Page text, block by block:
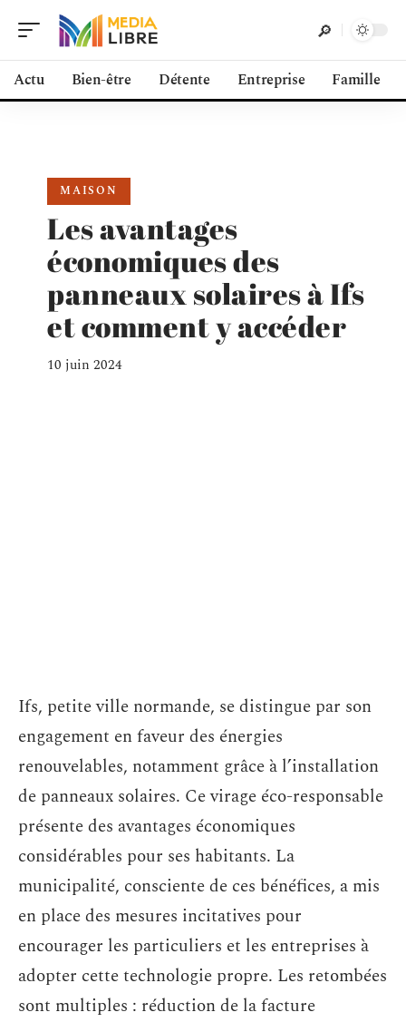
Actu Bien-être Détente Entreprise Famille
MAISON
Les avantages
économiques des
panneaux solaires à Ifs
et comment y accéder
10 juin 2024
Ifs, petite ville normande, se distingue par son
engagement en faveur des énergies
renouvelables, notamment grâce à l’installation
de panneaux solaires. Ce virage éco-responsable
présente des avantages économiques
considérables pour ses habitants. La
municipalité, consciente de ces bénéfices, a mis
en place des mesures incitatives pour
encourager les particuliers et les entreprises à
adopter cette technologie propre. Les retombées
sont multiples : réduction de la facture